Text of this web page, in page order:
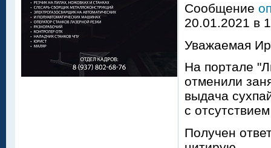
Сообщение
20.01.2021 в
Уважаемая
На портале
отменили
выдача
с
Получен